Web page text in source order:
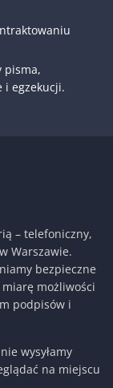
pisma,
i egzekucji.
– telefoniczny,
Warszawie.
bezpieczne
możliwości
podpisów i
wysyłamy
na miejscu